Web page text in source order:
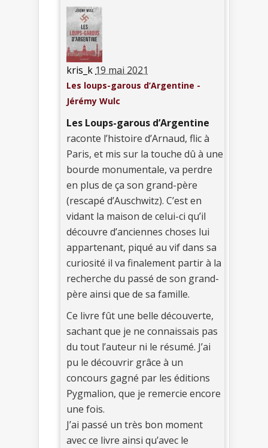
kris_k 19 mai 2021
Les loups-garous d’Argentine -
Jérémy Wulc
Les Loups-garous d’Argentine
raconte l’histoire d’Arnaud, flic à
Paris, et mis sur la touche dû à une
bourde monumentale, va perdre
en plus de ça son grand-père
(rescapé d’Auschwitz). C’est en
vidant la maison de celui-ci qu’il
découvre d’anciennes choses lui
appartenant, piqué au vif dans sa
curiosité il va finalement partir à la
recherche du passé de son grand-
père ainsi que de sa famille.
Ce livre fût une belle découverte,
sachant que je ne connaissais pas
du tout l’auteur ni le résumé. J’ai
pu le découvrir grâce à un
concours gagné par les éditions
Pygmalion, que je remercie encore
une fois.
J’ai passé un très bon moment
avec ce livre ainsi qu’avec le